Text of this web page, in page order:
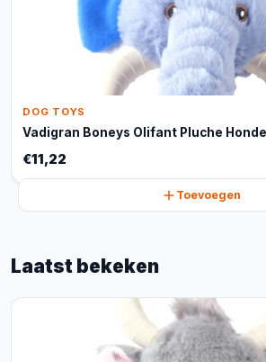
DOG TOYS
Vadigran Boneys Olifant Pluche
€11,22
Toevoegen
Laatst bekeken